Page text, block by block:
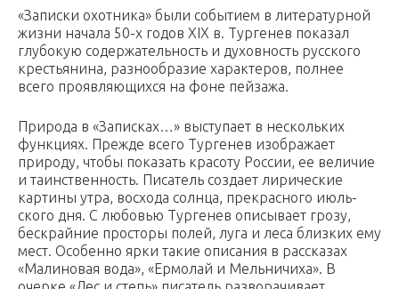
«Записки охотника» были событием в литературной
жизни начала 50-х годов XIX в. Тургенев показал
глубокую содержа­тельность и духовность русского
крестьянина, разнообразие ха­рактеров, полнее
всего проявляющихся на фоне пейзажа.
Природа в «Записках…» выступает в нескольких
функциях. Прежде всего Тургенев изображает
природу, чтобы показать красоту России, ее величие
и таинственность. Писатель создает лирические
картины утра, восхода солнца, прекрасного июль­
ского дня. С любовью Тургенев описывает грозу,
бескрайние просторы полей, луга и леса близких ему
мест. Особенно ярки такие описания в рассказах
«Малиновая вода», «Ермолай и Мель­ничиха». В